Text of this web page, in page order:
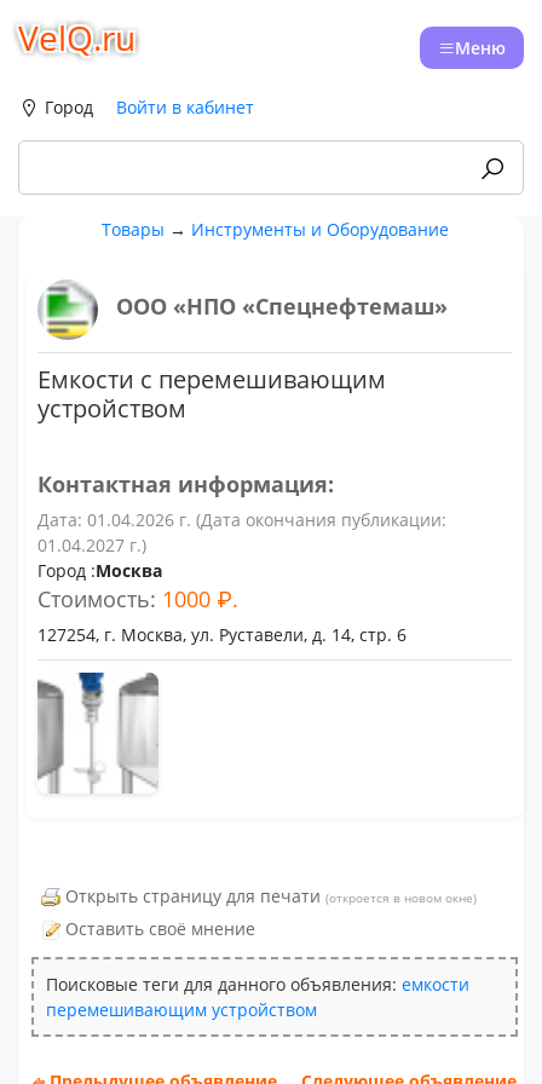
VelQ.ru Меню
Город Войти в кабинет
Товары → Инструменты и Оборудование
ООО «НПО «Спецнефтемаш»
Емкости с перемешивающим
устройством
Контактная информация:
Дата: 01.04.2026 г. (Дата окончания публикации:
01.04.2027 г.)
Город :Москва
Стоимость: 1000 ₽.
127254, г. Москва, ул. Руставели, д. 14, стр. 6
Открыть страницу для печати (откроется в новом окне)
Оставить своё мнение
Поисковые теги для данного объявления:емкости
перемешивающим устройством